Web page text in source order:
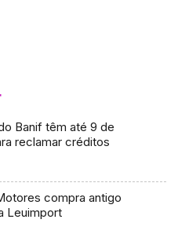
Banif têm até 9 de
reclamar créditos
compra antigo
Leuimport